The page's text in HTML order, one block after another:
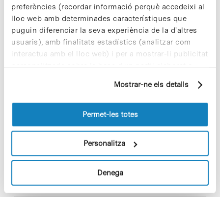
preferències (recordar informació perquè accedeixi al
lloc web amb determinades característiques que
puguin diferenciar la seva experiència de la d'altres
usuaris), amb finalitats estadístics (analitzar com
interactua amb el lloc web) i per a mostrar-li publicitat
personalitzada sobre la base d'un perfil elaborat a
pàgines visitades). Per a obtenir més informació sobre
les cookies pot consultar laPolítica de cookiesdel
Mostrar-ne els detalls
Permet-les totes
Personalitza
Denega
Notícies més vistes
Vacances responsables en temps
15 de juliol de 2026
Cuidar el territori és sostenibilitat
29 de juliol de 2026